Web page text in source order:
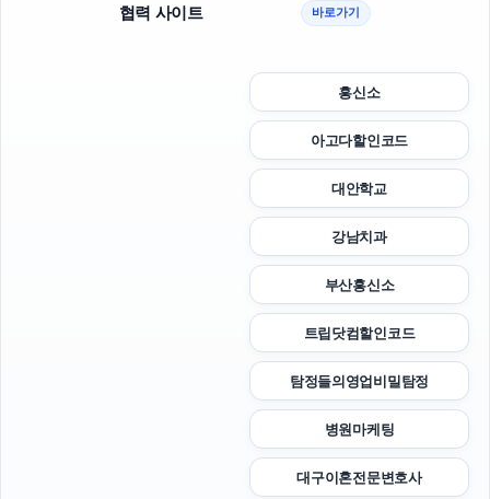
협력 사이트 바로가기
흥신소
아고다할인코드
대안학교
강남치과
부산흥신소
트립닷컴할인코드
탐정들의영업비밀탐정
병원마케팅
대구이혼전문변호사